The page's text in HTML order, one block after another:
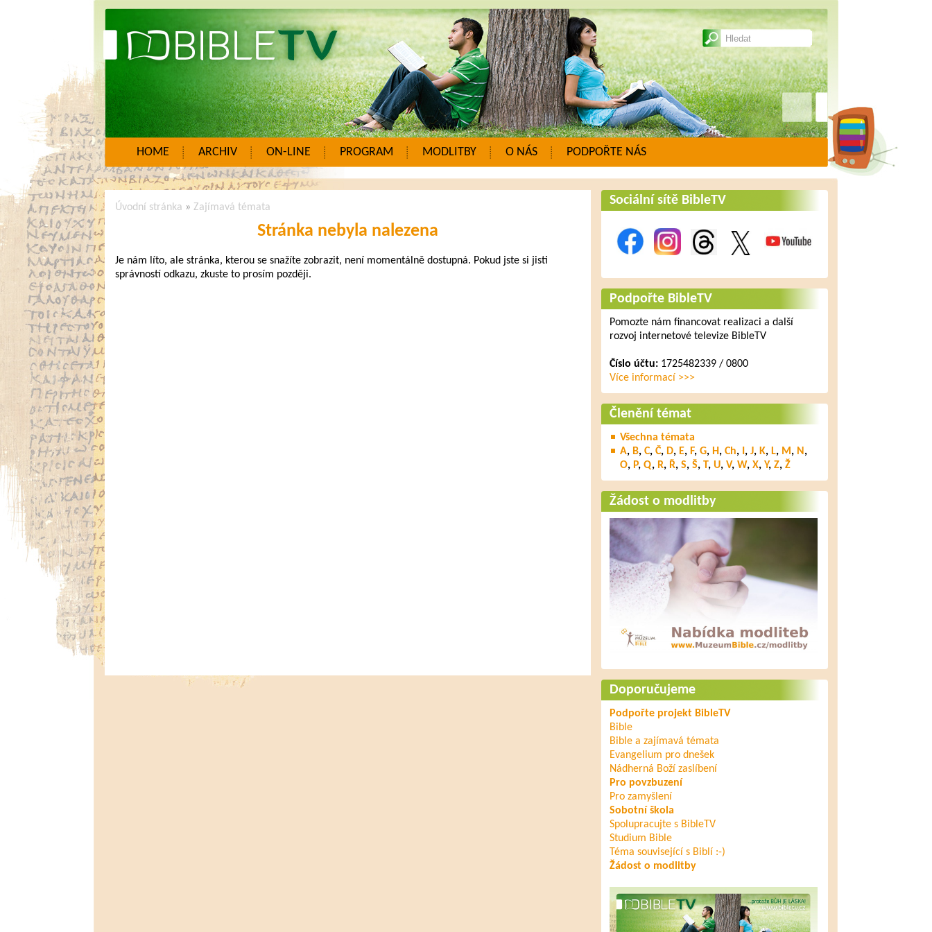
HOME ARCHIV ON-LINE PROGRAM MODLITBY O NÁS PODPOŘTE NÁS
Úvodní stránka » Zajímavá témata
Stránka nebyla nalezena
Je nám líto, ale stránka, kterou se snažíte zobrazit, není momentálně dostupná. Pokud jste si jisti
správností odkazu, zkuste to prosím později.
Sociální sítě BibleTV
Podpořte BibleTV
Pomozte nám financovat realizaci a další
rozvoj internetové televize BibleTV
Číslo účtu:1725482339 / 0800
Více informací >>>
Členění témat
Všechna témata
A, B, C, Č, D, E, F, G, H, Ch, , J, K, L, M, N ,
O, P, Q, R, Ř, S, Š, T, U, V, W, X, Y, Z, Ž
Žádost o modlitby
Doporučujeme
Podpořte projekt BibleTV
Bible
Bible a zajímavá témata
Evangelium pro dnešek
Nádherná Boží zaslíbení
Pro povzbuzení
Pro zamyšlení
Sobotní škola
Spolupracujte s BibleTV
Studium Bible
Téma související s Biblí :-)
Žádost o modlitby